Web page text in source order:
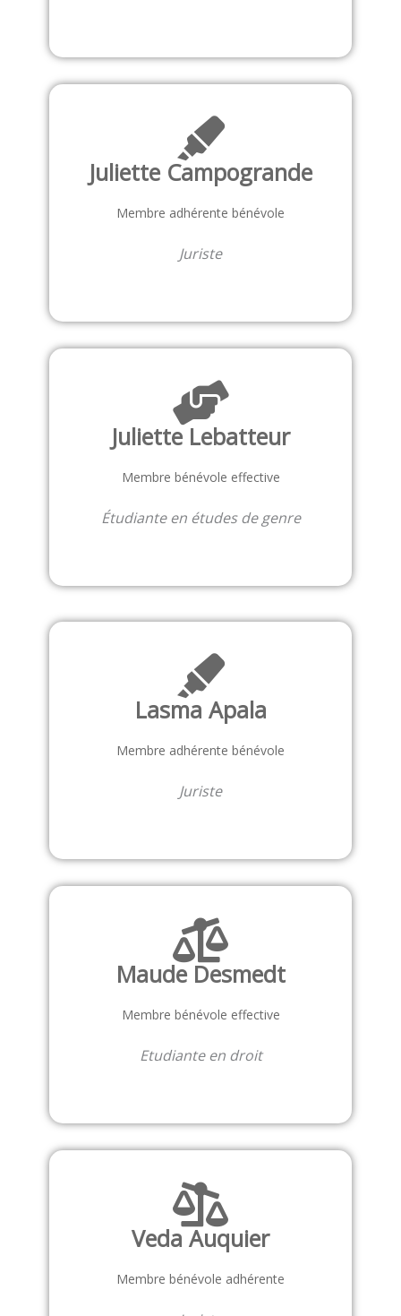
Juliette Campogrande
Membre adhérente bénévole
Juriste
Juliette Lebatteur
Membre bénévole effective
Étudiante en études de genre
Lasma Apala
Membre adhérente bénévole
Juriste
Maude Desmedt
Membre bénévole effective
Etudiante en droit
Veda Auquier
Membre bénévole adhérente